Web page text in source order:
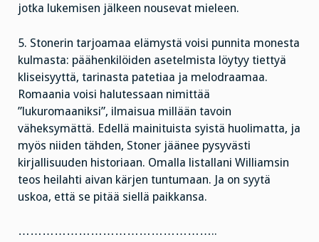
jotka lukemisen jälkeen nousevat mieleen.
5. Stonerin tarjoamaa elämystä voisi punnita monesta
kulmasta: päähenkilöiden asetelmista löytyy tiettyä
kliseisyyttä, tarinasta patetiaa ja melodraamaa.
Romaania voisi halutessaan nimittää
”lukuromaaniksi”, ilmaisua millään tavoin
väheksymättä. Edellä mainituista syistä huolimatta, ja
myös niiden tähden, Stoner jäänee pysyvästi
kirjallisuuden historiaan. Omalla listallani Williamsin
teos heilahti aivan kärjen tuntumaan. Ja on syytä
uskoa, että se pitää siellä paikkansa.
…………………………………………..